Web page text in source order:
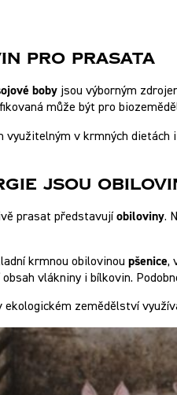
pro prasata
boby jsou výborným
může být pro
využitelným v krmných
jsou
prasat představují obiloviny.
krmnou obilovinou pšenice,
vlákniny i bílkovin.
ekologickém zemědělství